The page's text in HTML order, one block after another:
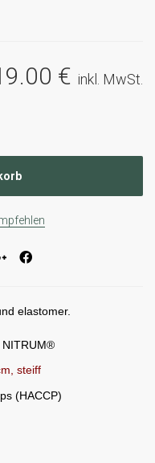
.00 € inkl. MwSt.
elastomer.
NITRUM®
steiff
(HACCP)